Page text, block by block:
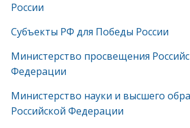
России
Субъекты РФ для Победы России
Министерство просвещения
Федерации
Министерство науки и высшего
Российской Федерации